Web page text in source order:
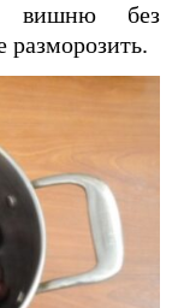
вишню без